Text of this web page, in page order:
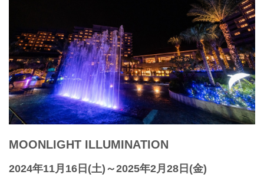
MOONLIGHT ILLUMINATION
2024年11月16日(土)～2025年2月28日(金)